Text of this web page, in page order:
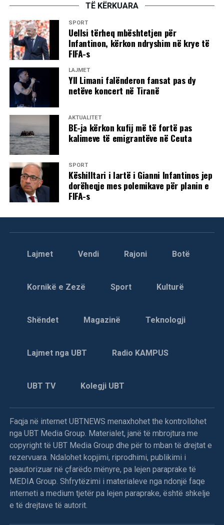
TË KËRKUARA
SPORT
Uellsi tërheq mbështetjen për
Infantinon, kërkon ndryshim në krye të
FIFA-s
LAJMET
Yll Limani falënderon fansat pas dy
netëve koncert në Tiranë
AKTUALITET
BE-ja kërkon kufij më të fortë pas
kalimeve të emigrantëve në Ceuta
SPORT
Këshilltari i lartë i Gianni Infantinos jep
dorëheqje mes polemikave për planin e
FIFA-s
Lajmet Vendi Rajoni Botë
Kornikë e Zezë Sport Kulturë
Shëndet Magazinë Teknologji
Lajmet nga UBT Radio KAMPUS
UBT TV Kolegji UBT
Faqja në internet UBTNEWS menaxhohet the kontrollohet
nga UBT Media Group. Materialet, janë të mbrojtura me
copyright të UBT Media Group dhe për to mban të drejtat e
rezervuara. Ndalohet kopjimi, riprodhimi, publikimi i
paautorizuar në çfarëdo mënyre, pa lejen paraprake të
MEDIA Group. Shfrytëzimi i materialeve nga ndonjë faqe
interneti a medium tjetër pa lejen paraprake, është shkelje
e të drejtave të autorit.